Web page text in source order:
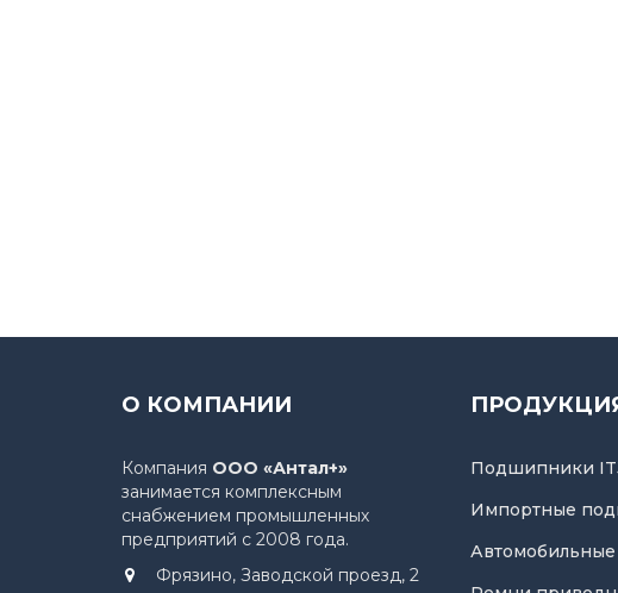
О КОМПАНИИ
Компания ООО «Антал+»
занимается комплексным
снабжением промышленных
предприятий с 2008 года.
Фрязино, Заводской проезд, 2
Подшипники
Импортные